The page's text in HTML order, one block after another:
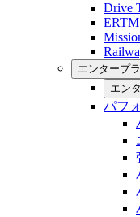
Drive
エンタープ
エン
パフ